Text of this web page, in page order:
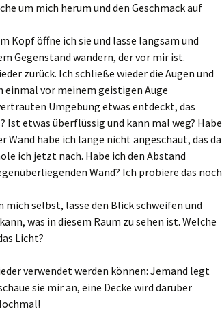
um mich herum und den Geschmack auf
Kopf öffne ich sie und lasse langsam und
Gegenstand wandern, der vor mir ist.
zurück. Ich schließe wieder die Augen und
einmal vor meinem geistigen Auge
Umgebung etwas entdeckt, das
Ist etwas überflüssig und kann mal weg? Habe
Wand habe ich lange nicht angeschaut, das da
ich jetzt nach. Habe ich den Abstand
Wand? Ich probiere das noch
selbst, lasse den Blick schweifen und
was in diesem Raum zu sehen ist. Welche
Licht?
verwendet werden können: Jemand legt
sie mir an, eine Decke wird darüber